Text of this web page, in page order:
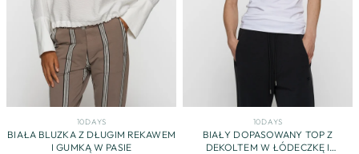
10DAYS
BIAŁA BLUZKA Z DŁUGIM REKAWEM
I GUMKĄ W PASIE
10DAYS
BIAŁY DOPASOWANY TOP Z
DEKOLTEM W ŁÓDECZKĘ I